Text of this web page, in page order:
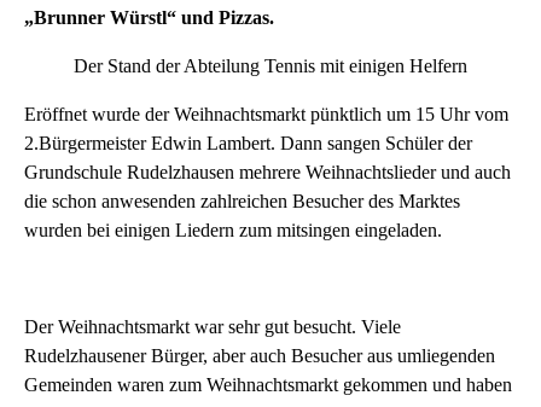
„Brunner Würstl“ und Pizzas.
Der Stand der Abteilung Tennis mit einigen Helfern
Eröffnet wurde der Weihnachtsmarkt pünktlich um 15 Uhr vom
2.Bürgermeister Edwin Lambert. Dann sangen Schüler der
Grundschule Rudelzhausen mehrere Weihnachtslieder und auch
die schon anwesenden zahlreichen Besucher des Marktes
wurden bei einigen Liedern zum mitsingen eingeladen.
Der Weihnachtsmarkt war sehr gut besucht. Viele
Rudelzhausener Bürger, aber auch Besucher aus umliegenden
Gemeinden waren zum Weihnachtsmarkt gekommen und haben